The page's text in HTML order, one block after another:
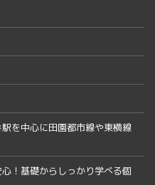
駅を中心に田園都市線や東横線
！基礎からしっかり学べる個